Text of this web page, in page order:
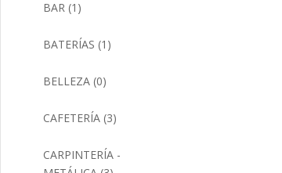
BAR (1)
BATERÍAS (1)
BELLEZA (0)
CAFETERÍA (3)
CARPINTERÍA -